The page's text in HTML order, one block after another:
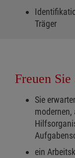
Träger
Freuen
Sie
ein